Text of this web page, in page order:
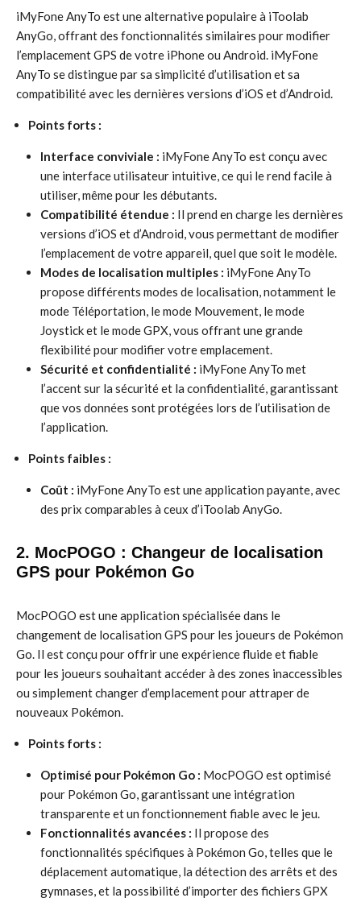
iMyFone AnyTo est une alternative populaire à iToolab
AnyGo, offrant des fonctionnalités similaires pour modifier
l’emplacement GPS de votre iPhone ou Android. iMyFone
AnyTo se distingue par sa simplicité d’utilisation et sa
compatibilité avec les dernières versions d’iOS et d’Android.
Points forts :
Interface conviviale : iMyFone AnyTo est conçu avec
une interface utilisateur intuitive, ce qui le rend facile à
utiliser, même pour les débutants.
Compatibilité étendue : Il prend en charge les dernières
versions d’iOS et d’Android, vous permettant de modifier
l’emplacement de votre appareil, quel que soit le modèle.
Modes de localisation multiples : iMyFone AnyTo
propose différents modes de localisation, notamment le
mode Téléportation, le mode Mouvement, le mode
Joystick et le mode GPX, vous offrant une grande
flexibilité pour modifier votre emplacement.
Sécurité et confidentialité : iMyFone AnyTo met
l’accent sur la sécurité et la confidentialité, garantissant
que vos données sont protégées lors de l’utilisation de
l’application.
Points faibles :
Coût : iMyFone AnyTo est une application payante, avec
des prix comparables à ceux d’iToolab AnyGo.
2. MocPOGO : Changeur de localisation
GPS pour Pokémon Go
MocPOGO est une application spécialisée dans le
changement de localisation GPS pour les joueurs de Pokémon
Go. Il est conçu pour offrir une expérience fluide et fiable
pour les joueurs souhaitant accéder à des zones inaccessibles
ou simplement changer d’emplacement pour attraper de
nouveaux Pokémon.
Points forts :
Optimisé pour Pokémon Go : MocPOGO est optimisé
pour Pokémon Go, garantissant une intégration
transparente et un fonctionnement fiable avec le jeu.
Fonctionnalités avancées : Il propose des
fonctionnalités spécifiques à Pokémon Go, telles que le
déplacement automatique, la détection des arrêts et des
gymnases, et la possibilité d’importer des fichiers GPX